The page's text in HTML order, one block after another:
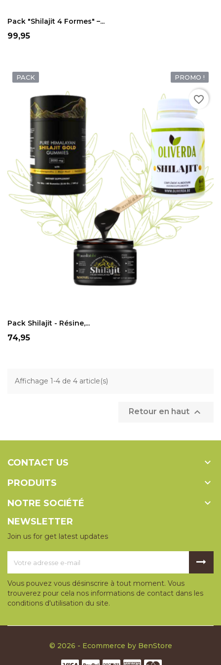
Pack "Shilajit 4 Formes" –...
Prix
99,95
PROMO !
PACK
Pack Shilajit - Résine,...
Prix
74,95
favorite_border
Affichage 1-4 de 4 article(s)
Retour en haut 
CONTACT US 
PRODUITS 
NOTRE SOCIÉTÉ 
NEWSLETTER
Join us for get latest updates
Vous pouvez vous désinscrire à tout moment. Vous
trouverez pour cela nos informations de contact dans les
conditions d'utilisation du site.
© 2026 - Ecommerce by BenStore